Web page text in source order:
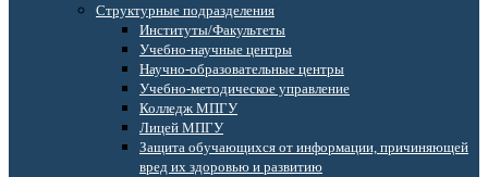
Структурные подразделения
Институты/Факультеты
Учебно-научные центры
Научно-образовательные центры
Учебно-методическое управление
Колледж МПГУ
Лицей МПГУ
Защита обучающихся от информации, причиняющей
вред их здоровью и развитию